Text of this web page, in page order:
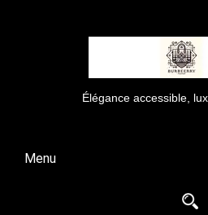
Élégance accessible,
Menu